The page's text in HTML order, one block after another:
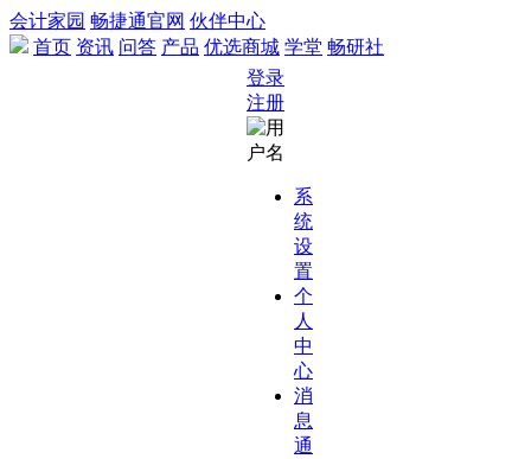
会计家园 畅捷通官网 伙伴中心
首页 资讯 问答 产品 优选商城 学堂 畅研社
登录
注册
系
统
设
置
个
人
中
心
消
息
通